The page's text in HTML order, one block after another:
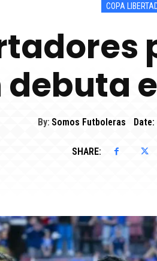
COPA
debuta
By: Somos Futboleras Date:
SHARE: